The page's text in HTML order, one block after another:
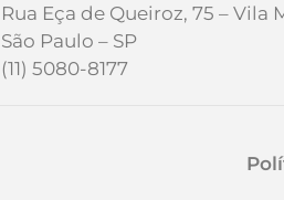
Rua Eça de Queiroz, 75 – Vila
São Paulo – SP
(11) 5080-8177